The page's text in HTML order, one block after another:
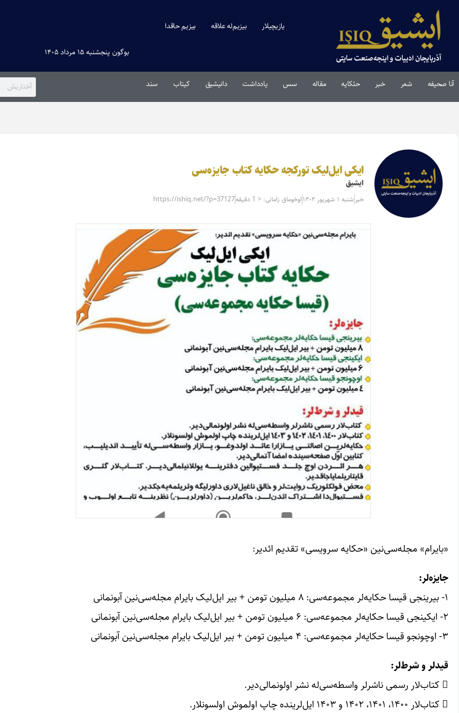
یازیچیلار بیزیم‌له علاقه بیزیم حاقدا
بوگون پنجشنبه ۱۵ مرداد ۱۴۰۵
آنا صحیفه شعر خبر حئکایه مقاله‌ سس یادداشت دانیشیق کیتاب سند
ایکی ایل‌لیک تورکجه حکایه کتاب جایزه‌سی
ایشیق
خبر شنبه ۱ شهریور ۱۴۰۴ اوخوماق زامانی: < 1 دقیقه https://ishiq.net/?p=37127
«بایرام» مجله‌سی‌نین «حکایه سرویسی» تقدیم ائدیر:‏
جایزه‌لر:‏
قیدلر و شرط‌لر:‏
 ‏کتاب‌لار رسمی ناشرلر واسطه‌سی‌له نشر اولونمالی‌دیر.‏
 ‏کتاب‌لار ۱۴۰۰، ۱۴۰۱، ۱۴۰۲ و ۱۴۰۳ ایل‌لرینده چاپ اولموش اولسونلار.‏